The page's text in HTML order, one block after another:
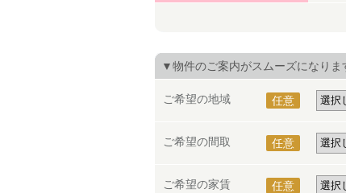
▼物件のご案内がスムーズになり
ご希望の地域 任意
ご希望の間取 任意
ご希望の家賃 任意